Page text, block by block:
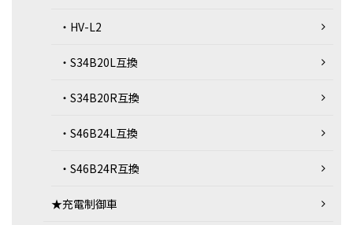
・HV-L2
・S34B20L互換
・S34B20R互換
・S46B24L互換
・S46B24R互換
★充電制御車